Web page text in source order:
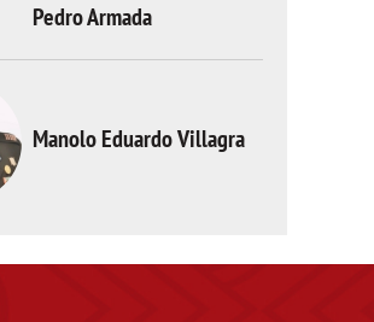
Pedro Armada
Manolo Eduardo Villagra